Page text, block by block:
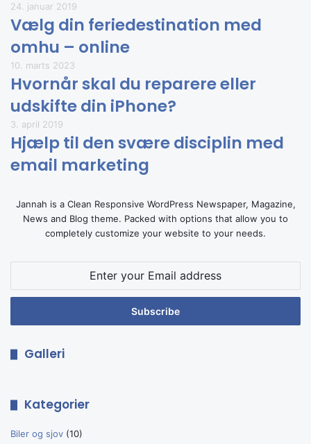
24. januar 2019
Vælg din feriedestination med
omhu – online
10. marts 2023
Hvornår skal du reparere eller
udskifte din iPhone?
3. april 2019
Hjælp til den svære disciplin med
email marketing
Jannah is a Clean Responsive WordPress Newspaper, Magazine,
News and Blog theme. Packed with options that allow you to
completely customize your website to your needs.
Email
Galleri
Kategorier
Biler og sjov (10)